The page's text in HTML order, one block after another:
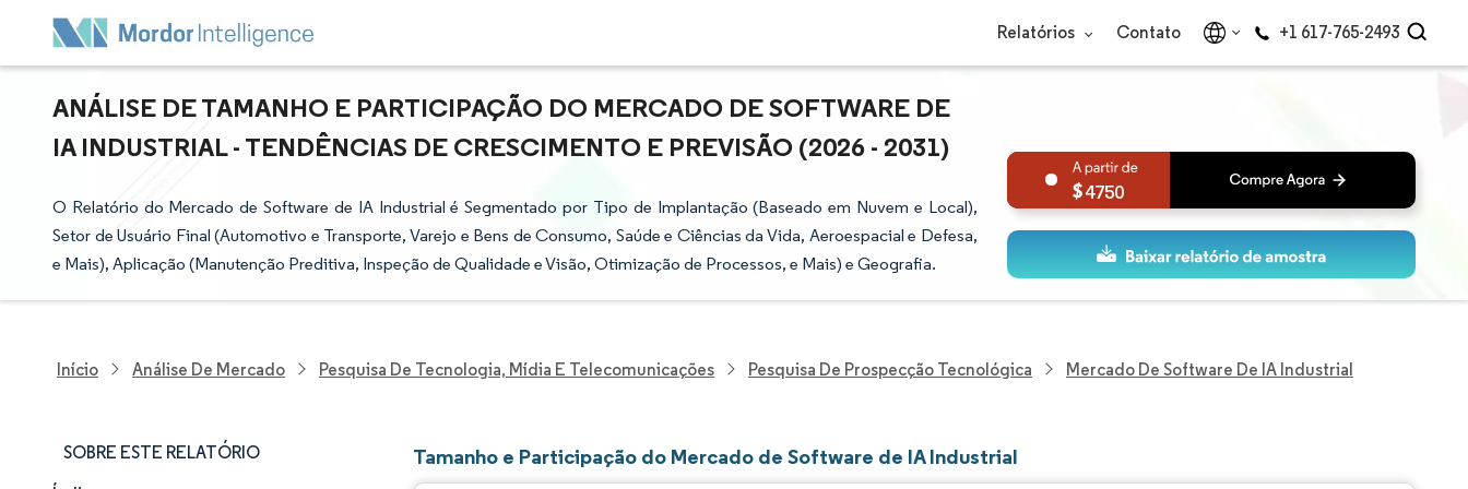
Relatórios Contato +1 617-765-2493
ANÁLISE DE TAMANHO E PARTICIPAÇÃO DO MERCADO DE SOFTWARE DE
IA INDUSTRIAL - TENDÊNCIAS DE CRESCIMENTO E PREVISÃO (2026 - 2031)
O Relatório do Mercado de Software de IA Industrial é Segmentado por Tipo de Implantação (Baseado em Nuvem e Local),
Setor de Usuário Final (Automotivo e Transporte, Varejo e Bens de Consumo, Saúde e Ciências da Vida, Aeroespacial e Defesa,
e Mais), Aplicação (Manutenção Preditiva, Inspeção de Qualidade e Visão, Otimização de Processos, e Mais) e Geografia.
4750
Início Análise De Mercado Pesquisa De Tecnologia, Mídia E Telecomunicações Pesquisa De Prospecção Tecnológica Mercado De Software De IA Industrial
SOBRE ESTE RELATÓRIO Tamanho e Participação do Mercado de Software de IA Industrial